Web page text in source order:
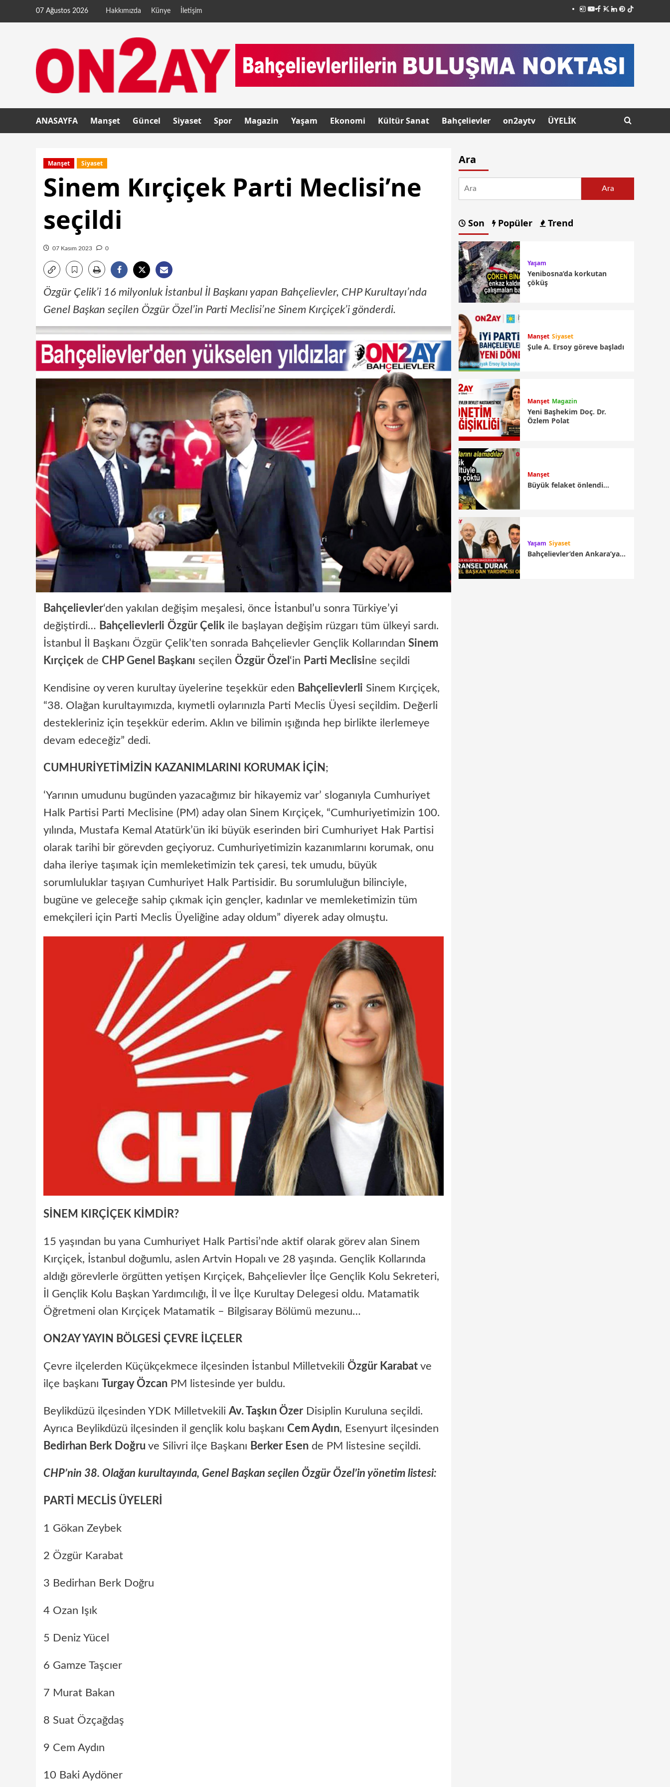
07 Ağustos 2026 Hakkımızda Künye İletişim
ANASAYFA Manşet Güncel Siyaset Spor Magazin Yaşam Ekonomi Kültür Sanat Bahçelievler on2aytv ÜYELİK
Manşet Siyaset
Sinem Kırçiçek Parti Meclisi’ne
seçildi
07 Kasım 2023 0
Özgür Çelik’i 16 milyonluk İstanbul İl Başkanı yapan Bahçelievler, CHP Kurultayı’nda
Genel Başkan seçilen Özgür Özel’in Parti Meclisi’ne Sinem Kırçiçek’i gönderdi.
Bahçelievler‘den yakılan değişim meşalesi, önce İstanbul’u sonra Türkiye’yi
değiştirdi… Bahçelievlerli Özgür Çelik ile başlayan değişim rüzgarı tüm ülkeyi sardı.
İstanbul İl Başkanı Özgür Çelik’ten sonrada Bahçelievler Gençlik Kollarından Sinem
Kırçiçek de CHP Genel Başkanı seçilen Özgür Özel ‘in Parti Meclisine seçildi
Kendisine oy veren kurultay üyelerine teşekkür eden Bahçelievlerli Sinem Kırçiçek,
“38. Olağan kurultayımızda, kıymetli oylarınızla Parti Meclis Üyesi seçildim. Değerli
destekleriniz için teşekkür ederim. Aklın ve bilimin ışığında hep birlikte ilerlemeye
devam edeceğiz” dedi.
CUMHURİYETİMİZİN KAZANIMLARINI KORUMAK İÇİN ;
‘Yarının umudunu bugünden yazacağımız bir hikayemiz var’ sloganıyla Cumhuriyet
Halk Partisi Parti Meclisine (PM) aday olan Sinem Kırçiçek, “Cumhuriyetimizin 100.
yılında, Mustafa Kemal Atatürk’ün iki büyük eserinden biri Cumhuriyet Hak Partisi
olarak tarihi bir görevden geçiyoruz. Cumhuriyetimizin kazanımlarını korumak, onu
daha ileriye taşımak için memleketimizin tek çaresi, tek umudu, büyük
sorumluluklar taşıyan Cumhuriyet Halk Partisidir. Bu sorumluluğun bilinciyle,
bugüne ve geleceğe sahip çıkmak için gençler, kadınlar ve memleketimizin tüm
emekçileri için Parti Meclis Üyeliğine aday oldum” diyerek aday olmuştu.
SİNEM KIRÇİÇEK KİMDİR?
15 yaşından bu yana Cumhuriyet Halk Partisi’nde aktif olarak görev alan Sinem
Kırçiçek, İstanbul doğumlu, aslen Artvin Hopalı ve 28 yaşında. Gençlik Kollarında
aldığı görevlerle örgütten yetişen Kırçiçek, Bahçelievler İlçe Gençlik Kolu Sekreteri,
İl Gençlik Kolu Başkan Yardımcılığı, İl ve İlçe Kurultay Delegesi oldu. Matamatik
Öğretmeni olan Kırçiçek Matamatik – Bilgisaray Bölümü mezunu…
ON2AY YAYIN BÖLGESİ ÇEVRE İLÇELER
Çevre ilçelerden Küçükçekmece ilçesinden İstanbul Milletvekili Özgür Karabat ve
ilçe başkanı Turgay Özcan PM listesinde yer buldu.
Beylikdüzü ilçesinden YDK Milletvekili Av. Taşkın Özer Disiplin Kuruluna seçildi.
Ayrıca Beylikdüzü ilçesinden il gençlik kolu başkanı Cem Aydın, Esenyurt ilçesinden
Bedirhan Berk Doğru ve Silivri ilçe Başkanı Berker Esen de PM listesine seçildi.
CHP’nin 38. Olağan kurultayında, Genel Başkan seçilen Özgür Özel’in yönetim listesi:
PARTİ MECLİS ÜYELERİ
1 Gökan Zeybek
2 Özgür Karabat
3 Bedirhan Berk Doğru
4 Ozan Işık
5 Deniz Yücel
6 Gamze Taşcıer
7 Murat Bakan
8 Suat Özçağdaş
9 Cem Aydın
10 Baki Aydöner
Ara
Ara
Son Popüler Trend
Yaşam
Yenibosna’da korkutan
çöküş
Manşet Siyaset
Şule A. Ersoy göreve başladı
Manşet Magazin
Yeni Başhekim Doç. Dr.
Özlem Polat
Manşet
Büyük felaket önlendi…
Yaşam Siyaset
Bahçelievler’den Ankara’ya…